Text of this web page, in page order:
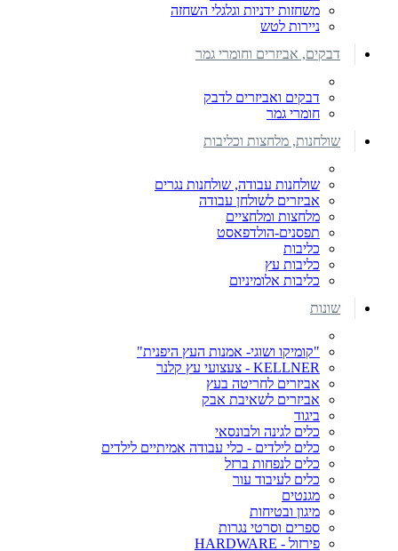
משחזות ידניות וגלגלי השחזה
ניירות לטש
דבקים, אביזרים וחומרי גמר
דבקים ואביזרים לדבק
חומרי גמר
שולחנות, מלחצות וכליבות
שולחנות עבודה, שולחנות נגרים
אביזרים לשולחן עבודה
מלחצות ומלחציים
תפסנים-הולדפאסט
כליבות
כליבות עץ
כליבות אלומיניום
שונות
"קומיקו ושוגי- אמנות העץ היפנית"
KELLNER - צעצועי עץ קלנר
אביזרים לחריטה בעץ
אביזרים לשאיבת אבק
ביגוד
כלים לגינה ולבונסאי
כלים לילדים - כלי עבודה אמיתיים לילדים
כלים לנפחות ברזל
כלים לעיבוד עור
מגנטים
מיגון ובטיחות
ספרים וסרטי נגרות
פירזול - HARDWARE